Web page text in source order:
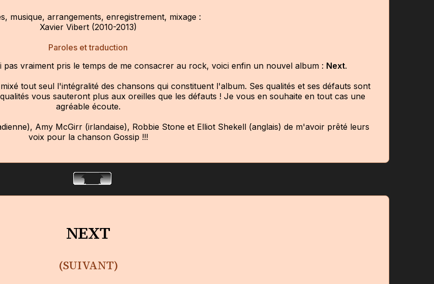
musique, arrangements, enregistrement, mixage :
Xavier Vibert (2010-2013)
Paroles et traduction
vraiment pris le temps de me consacrer au rock, voici enfin un nouvel album : Next.
tout seul l'intégralité des chansons qui constituent l'album. Ses qualités et ses défauts sont
vous sauteront plus aux oreilles que les défauts ! Je vous en souhaite en tout cas une
agréable écoute.
Amy McGirr (irlandaise), Robbie Stone et Elliot Shekell (anglais) de m'avoir prêté leurs
voix pour la chanson Gossip !!!
NEXT
(SUIVANT)